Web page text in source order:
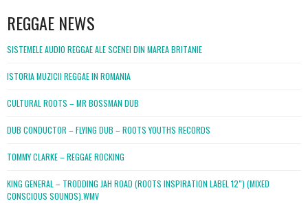
REGGAE NEWS
SISTEMELE AUDIO REGGAE ALE SCENEI DIN MAREA BRITANIE
ISTORIA MUZICII REGGAE IN ROMANIA
CULTURAL ROOTS – MR BOSSMAN DUB
DUB CONDUCTOR – FLYING DUB – ROOTS YOUTHS RECORDS
TOMMY CLARKE – REGGAE ROCKING
KING GENERAL – TRODDING JAH ROAD (ROOTS INSPIRATION LABEL 12″) (MIXED
CONSCIOUS SOUNDS).WMV